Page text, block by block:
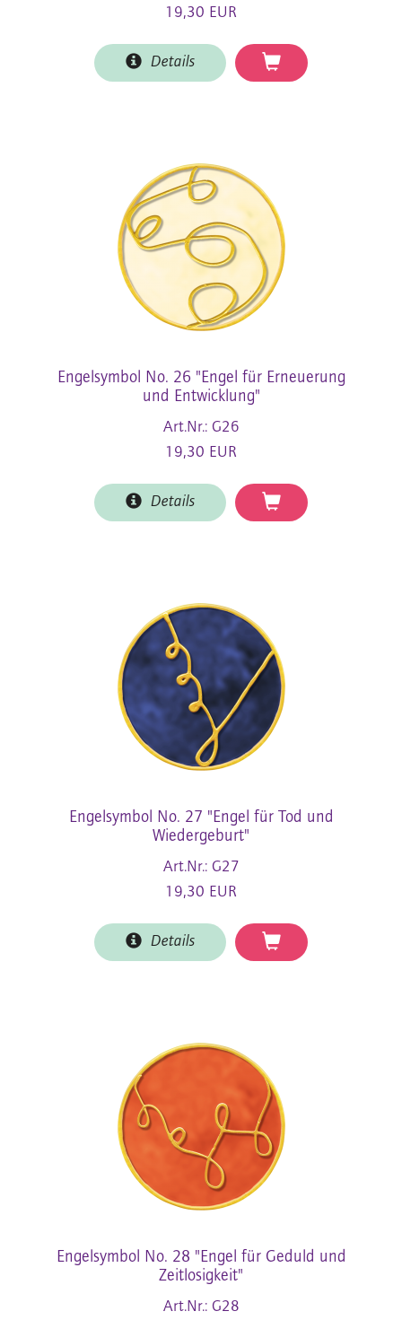
19,30 EUR
Details
Engelsymbol No. 26 "Engel für Erneuerung
und Entwicklung"
Art.Nr.: G26
19,30 EUR
Details
Engelsymbol No. 27 "Engel für Tod und
Wiedergeburt"
Art.Nr.: G27
19,30 EUR
Details
Engelsymbol No. 28 "Engel für Geduld und
Zeitlosigkeit"
Art.Nr.: G28